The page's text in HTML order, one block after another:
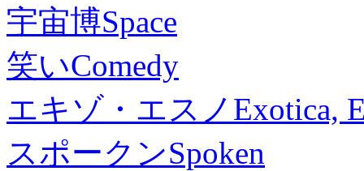
宇宙博Space
笑いComedy
エキゾ・エスノ Exotica,
スポークンSpoken